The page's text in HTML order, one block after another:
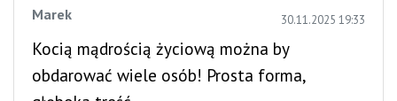
Marek 30.11.2025 19:33
Kocią mądrością życiową można by
obdarować wiele osób! Prosta forma,